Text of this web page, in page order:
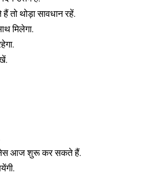
तो थोड़ा सावधान रहें.
मिलेगा.
आज शुरू कर सकते हैं.